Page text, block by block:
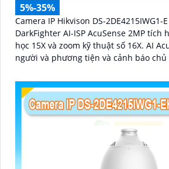
5%-35%
Camera IP Hikvison DS-2DE4215IWG1-
DarkFighter AI-ISP AcuSense 2MP tích
học 15X và zoom kỹ thuật số 16X. AI
người và phương tiện và cảnh báo chủ